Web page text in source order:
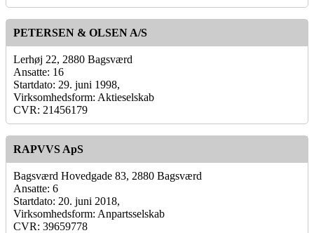
PETERSEN & OLSEN A/S
Lerhøj 22, 2880 Bagsværd
Ansatte: 16
Startdato: 29. juni 1998,
Virksomhedsform: Aktieselskab
CVR: 21456179
RAPVVS ApS
Bagsværd Hovedgade 83, 2880 Bagsværd
Ansatte: 6
Startdato: 20. juni 2018,
Virksomhedsform: Anpartsselskab
CVR: 39659778